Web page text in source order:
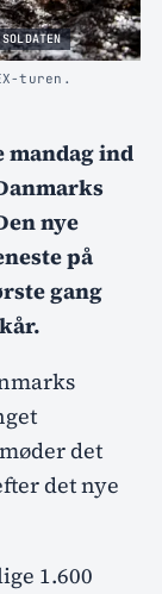
turen.
mandag ind
nye
på
gang
det
det nye
1.600